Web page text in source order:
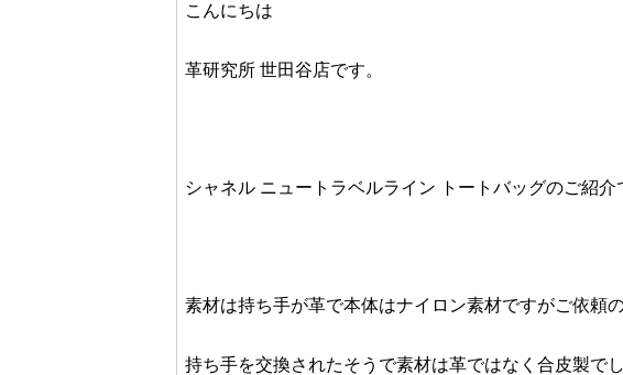
こんにちは
革研究所 世田谷店です。
シャネル ニュートラベルライン トートバッグのご紹介
素材は持ち手が革で本体はナイロン素材ですがご依頼
持ち手を交換されたそうで素材は革ではなく合皮製でし